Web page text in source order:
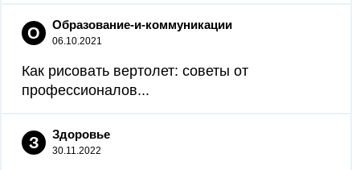
О Образование-и-коммуникации
06.10.2021
Как рисовать вертолет: советы от
профессионалов...
З Здоровье
30.11.2022